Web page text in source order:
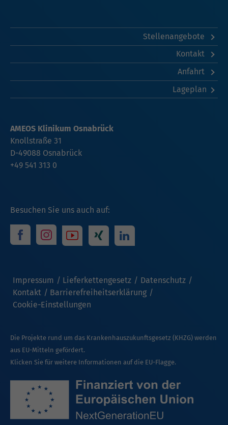
Stellenangebote
Kontakt
Anfahrt
Lageplan
Besuchen Sie uns auch auf:
Impressum Lieferkettengesetz
Datenschutz
Kontakt
Barrierefreiheitserklärung
Cookie-Einstellungen
AMEOS Klinikum Osnabrück
Knollstraße 31
D-49088 Osnabrück
+49 541 313 0
Die Projekte rund um das Krankenhauszukunftsgesetz (KHZG) werden
aus EU-Mitteln gefördert.
Klicken Sie für weitere Informationen auf die EU-Flagge.